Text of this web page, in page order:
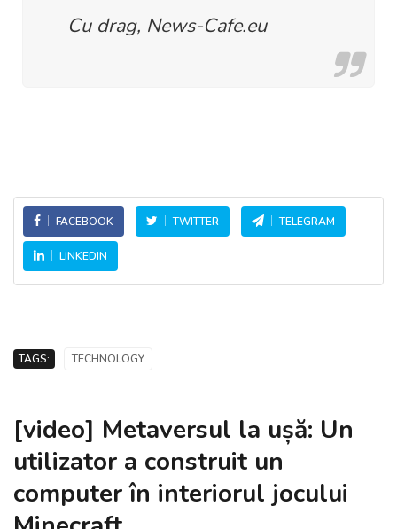
Cu drag, News-Cafe.eu
FACEBOOK TWITTER TELEGRAM
LINKEDIN
TAGS: TECHNOLOGY
[video] Metaversul la ușă: Un
utilizator a construit un
computer în interiorul jocului